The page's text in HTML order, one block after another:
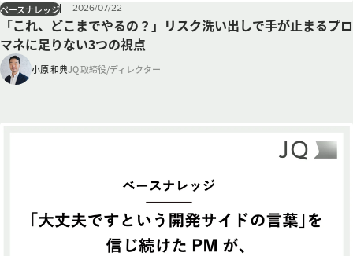
「これ、どこまでやるの？」リスク洗い出しで手が止まるプロ
マネに足りない3つの視点
ベースナレッジ 2026/07/22
小原 和典JQ 取締役/ディレクター